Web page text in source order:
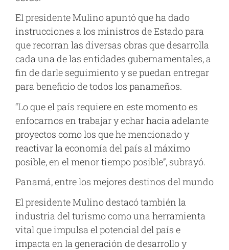
El presidente Mulino apuntó que ha dado
instrucciones a los ministros de Estado para
que recorran las diversas obras que desarrolla
cada una de las entidades gubernamentales, a
fin de darle seguimiento y se puedan entregar
para beneficio de todos los panameños.
“Lo que el país requiere en este momento es
enfocarnos en trabajar y echar hacia adelante
proyectos como los que he mencionado y
reactivar la economía del país al máximo
posible, en el menor tiempo posible”, subrayó.
Panamá, entre los mejores destinos del mundo
El presidente Mulino destacó también la
industria del turismo como una herramienta
vital que impulsa el potencial del país e
impacta en la generación de desarrollo y